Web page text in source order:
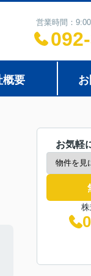
営業時間：
概要
お気軽